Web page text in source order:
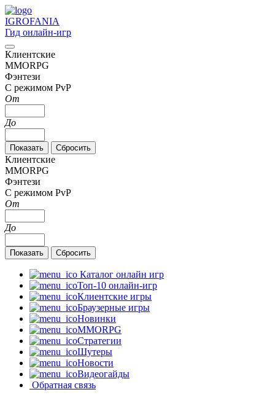
IGROFANIA
Гид онлайн-игр
Клиентские
MMORPG
Фэнтези
С режимом PvP
От
До
Клиентские
MMORPG
Фэнтези
С режимом PvP
От
До
Каталог онлайн игр
Топ-10 онлайн-игр
Клиентские игры
Браузерные игры
Новинки
MMORPG
Стратегии
Шутеры
Новости
Видеогайды
Обратная связь